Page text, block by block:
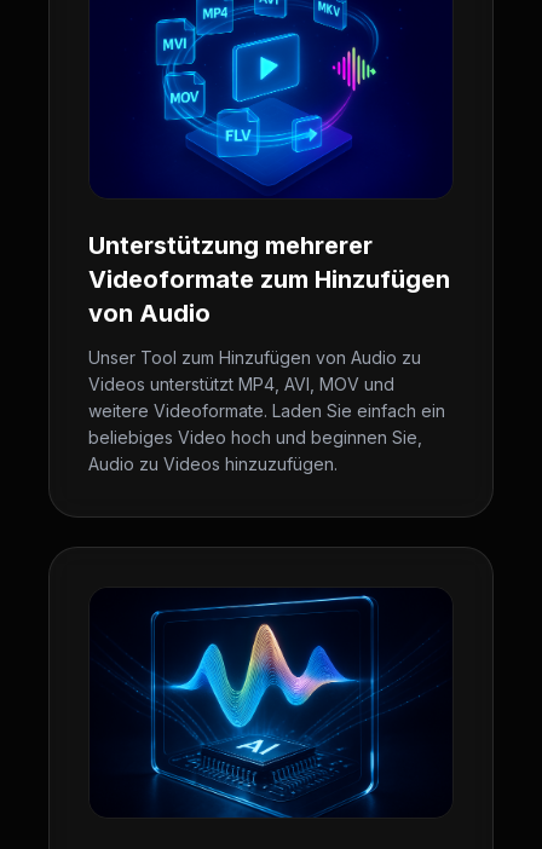
Unterstützung mehrerer
Videoformate zum Hinzufügen
von Audio
Unser Tool zum Hinzufügen von Audio zu
Videos unterstützt MP4, AVI, MOV und
weitere Videoformate. Laden Sie einfach ein
beliebiges Video hoch und beginnen Sie,
Audio zu Videos hinzuzufügen.